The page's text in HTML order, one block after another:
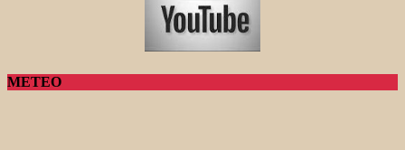
METEO